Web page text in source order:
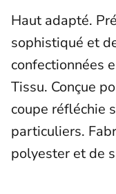
Haut adapté.
sophistiqué et
confectionnées
Tissu. Conçue
coupe réfléchie
particuliers.
polyester et de